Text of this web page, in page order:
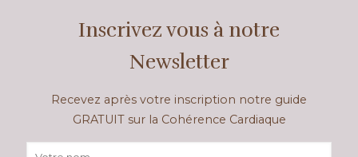
Inscrivez vous à notre
Newsletter
Recevez après votre inscription notre guide
GRATUIT sur la Cohérence Cardiaque